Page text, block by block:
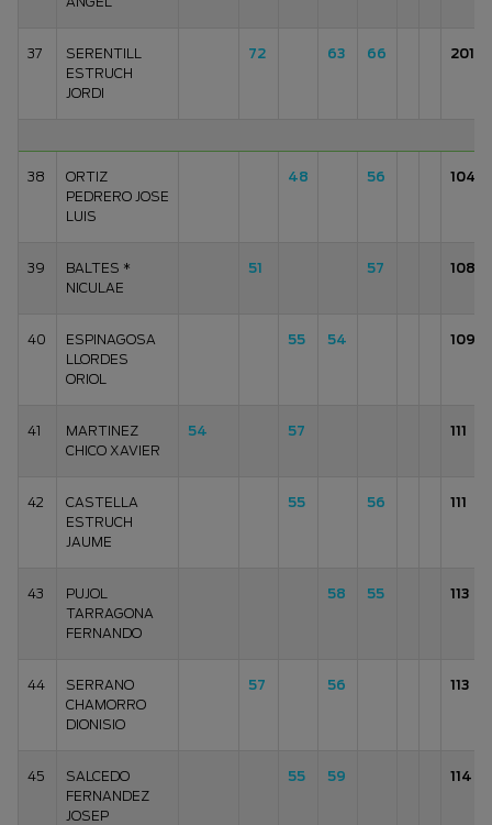
37
SERENTILL
ESTRUCH
JORDI
72 63 66 201
38
ORTIZ
PEDRERO JOSE
LUIS
48 56 104
39
BALTES *
NICULAE
51 57 108
40
ESPINAGOSA
LLORDES
ORIOL
55 54 109
41
MARTINEZ
CHICO XAVIER
54 57 111
42
CASTELLA
ESTRUCH
JAUME
55 56 111
43
PUJOL
TARRAGONA
FERNANDO
58 55 113
44
SERRANO
CHAMORRO
DIONISIO
57 56 113
45
SALCEDO
FERNANDEZ
JOSEP
55 59 114